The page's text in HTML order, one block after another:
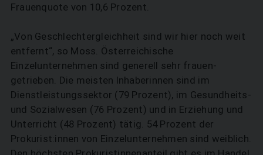
Frauenquote von 10,6 Prozent.
„Von Geschlechtergleichheit sind wir hier noch weit
entfernt“, so Moss. Österreichische
Einzelunternehmen sind generell sehr frauen­
getrieben. Die meisten Inhaberinnen sind im
Dienstleistungssektor (79 Prozent), im Gesundheits-
und Sozialwesen (76 Prozent) und in Erziehung und
Unterricht (48 Prozent) tätig. 54 Prozent der
Prokurist:innen von Einzelunternehmen sind weiblich.